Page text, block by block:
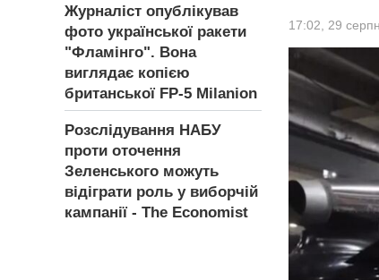
Журналіст опублікував
фото української ракети
"Фламінго". Вона
виглядає копією
британської FP-5 Milanion
Розслідування НАБУ
проти оточення
Зеленського можуть
відіграти роль у виборчій
кампанії - The Economist
17:02, 29